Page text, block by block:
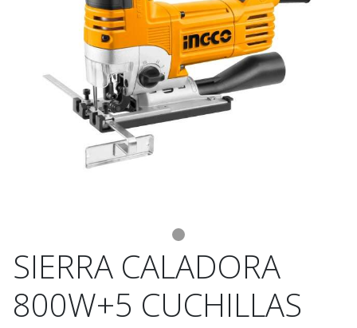
SIERRA CALADORA
800W+5 CUCHILLAS